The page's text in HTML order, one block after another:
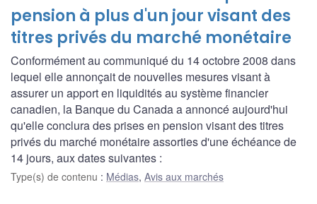
pension à plus d'un jour visant des
titres privés du marché monétaire
Conformément au communiqué du 14 octobre 2008 dans
lequel elle annonçait de nouvelles mesures visant à
assurer un apport en liquidités au système financier
canadien, la Banque du Canada a annoncé aujourd'hui
qu'elle conclura des prises en pension visant des titres
privés du marché monétaire assorties d'une échéance de
14 jours, aux dates suivantes :
Type(s) de contenu : Médias, Avis aux marchés